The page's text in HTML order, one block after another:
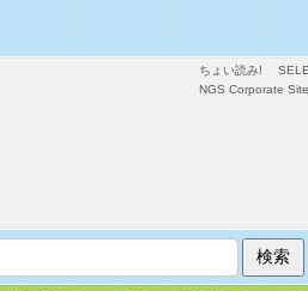
ちょい読み!
NGS Corporate Site